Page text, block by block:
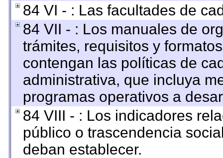
84 VI - : Las facultades de
84 VII - : Los manuales de
trámites, requisitos y
contengan las políticas de
administrativa, que incluya
programas operativos a
84 VIII - : Los indicadores
público o trascendencia
deban establecer.